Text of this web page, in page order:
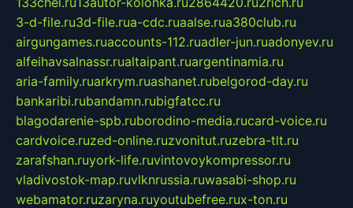
3-d-file.ru3d-file.rua-cdc.ruaalse.rua380club.ru
airgungames.ruaccounts-112.ruadler-jun.ruadonyev.ru
alfeihavsalnassr.rualtaipant.ruargentinamia.ru
aria-family.ruarkrym.ruashanet.rubelgorod-day.ru
bankaribi.rubandamn.rubigfatcc.ru
blagodarenie-spb.ruborodino-media.rucard-voice.ru
cardvoice.ruzed-online.ruzvonitut.ruzebra-tlt.ru
zarafshan.ruyork-life.ruvintovoykompressor.ru
vladivostok-map.ruvlknrussia.ruwasabi-shop.ru
webamator.ruzaryna.ruyoutubefree.rux-ton.ru